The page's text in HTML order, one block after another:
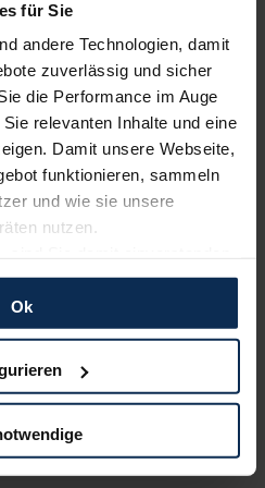
für Sie
andere Technologien, damit
zuverlässig und sicher
die Performance im Auge
relevanten Inhalte und eine
Damit unsere Webseite,
funktionieren, sammeln
und wie sie unsere
nutzen.
für unseren Service zu
an Dritte weiterzugeben,
Falls Sie dem nicht
können wir unsere Inhalte
und Sie somit nicht
Neuwagen unterstützen.
jederzeit anpassen oder
Ok